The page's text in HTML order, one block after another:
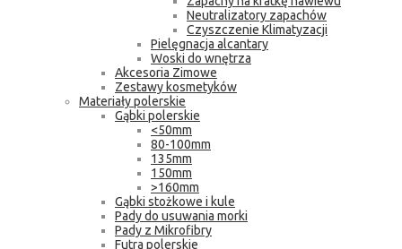
Neutralizatory zapachów
Czyszczenie Klimatyzacji
Pielęgnacja alcantary
Woski do wnętrza
Akcesoria Zimowe
Zestawy kosmetyków
Materiały polerskie
Gąbki polerskie
<50mm
80-100mm
135mm
150mm
>160mm
Gąbki stożkowe i kule
Pady do usuwania morki
Pady z Mikrofibry
Futra polerskie